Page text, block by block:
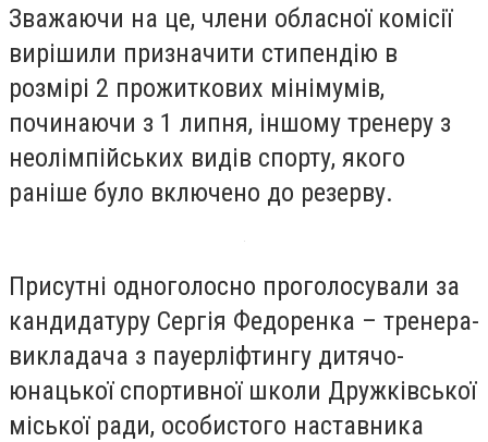
Зважаючи на це, члени обласної комісії
вирішили призначити стипендію в
розмірі 2 прожиткових мінімумів,
починаючи з 1 липня, іншому тренеру з
неолімпійських видів спорту, якого
раніше було включено до резерву.
Присутні одноголосно проголосували за
кандидатуру Сергія Федоренка – тренера-
викладача з пауерліфтингу дитячо-
юнацької спортивної школи Дружківської
міської ради, особистого наставника